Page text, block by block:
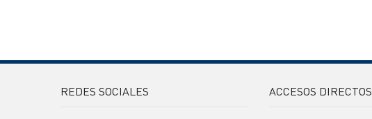
REDES SOCIALES ACCESOS DIRECTOS